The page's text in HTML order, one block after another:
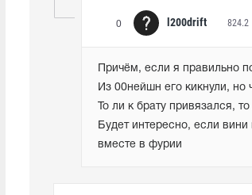
0 l200drift 824.2
Причём, если я правильно
Из 00нейшн его кикнули, но
То ли к брату привязался,
Будет интересно, если
вместе в фурии